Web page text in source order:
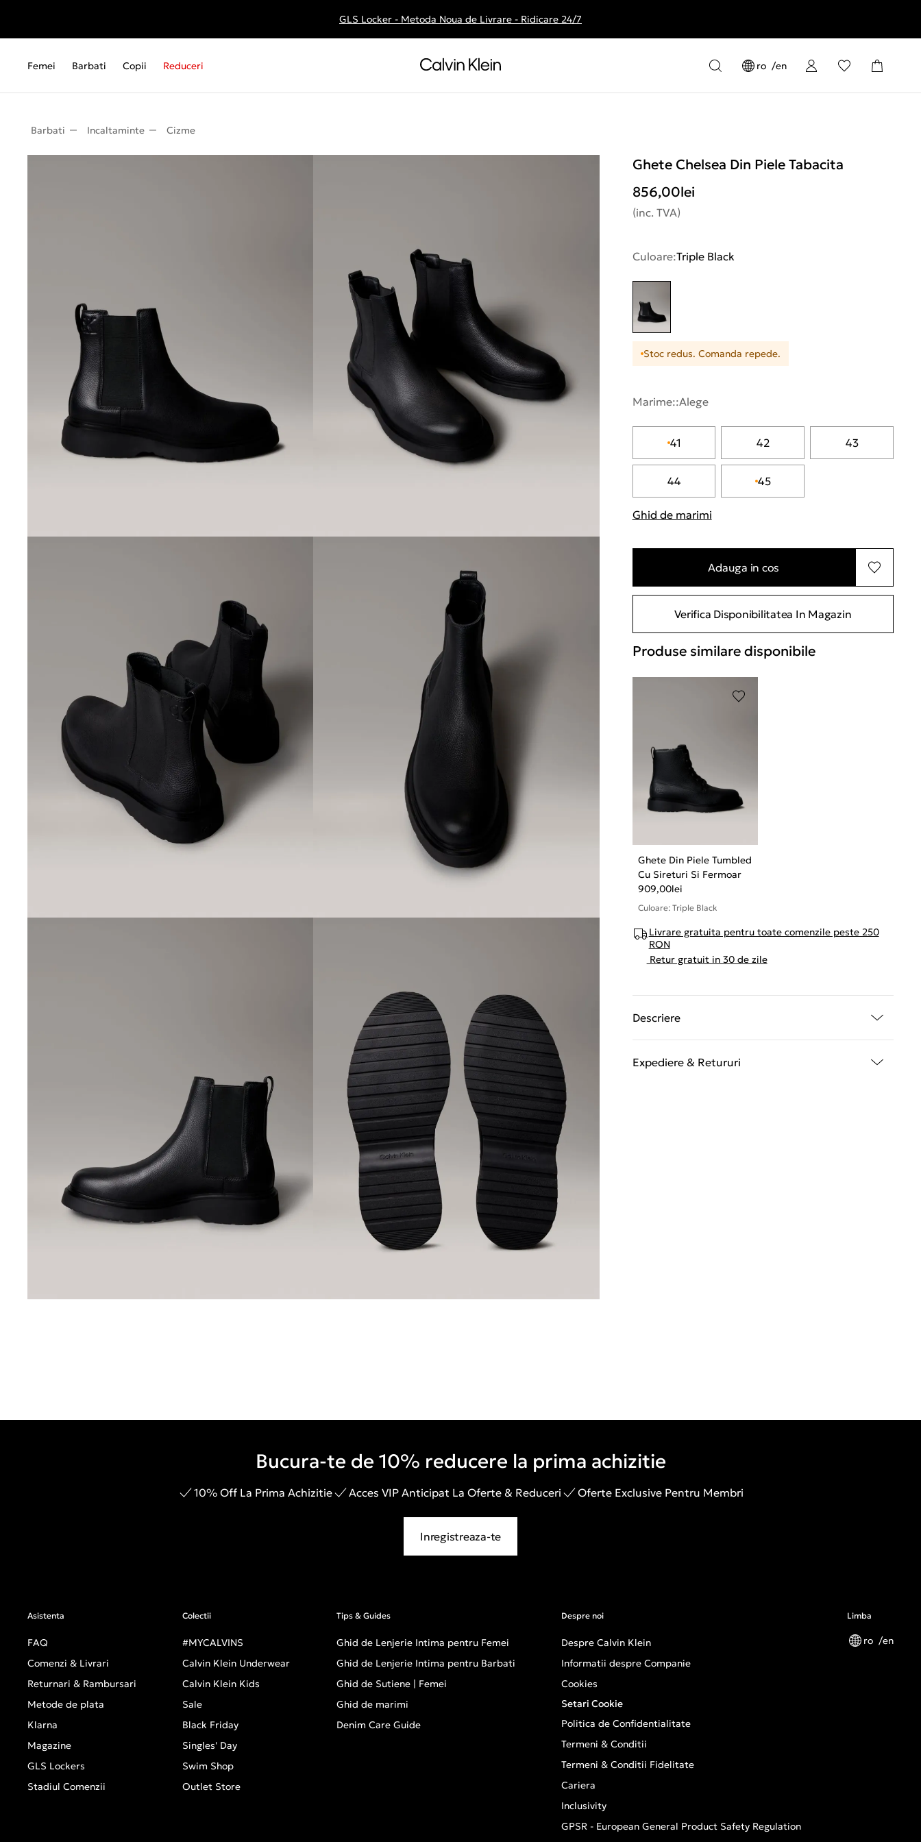
Livrare gratuita la comenzile de peste 250 RON
GLS Locker - Metoda Noua de Livrare - Ridicare 24/7
Femei Barbati Copii Reduceri ro en
Barbati Incaltaminte Cizme
Ghete Chelsea Din Piele Tabacita
856,00lei
(inc. TVA)
Culoare:Triple Black
Stoc redus. Comanda repede.
Marime::Alege
41 42 43
44 45
Ghid de marimi
Adauga in cos
Verifica Disponibilitatea In Magazin
Produse similare disponibile
Ghete Din Piele Tumbled
Cu Sireturi Si Fermoar
909,00lei
Culoare: Triple Black
Livrare gratuita pentru toate comenzile peste 250
RON
Retur gratuit in 30 de zile
Descriere
Expediere & Retururi
Bucura-te de 10% reducere la prima achizitie
10% Off La Prima Achizitie Acces VIP Anticipat La Oferte & Reduceri Oferte Exclusive Pentru Membri
Inregistreaza-te
Asistenta
FAQ
Comenzi & Livrari
Returnari & Rambursari
Metode de plata
Klarna
Magazine
GLS Lockers
Stadiul Comenzii
Colectii
#MYCALVINS
Calvin Klein Underwear
Calvin Klein Kids
Sale
Black Friday
Singles' Day
Swim Shop
Outlet Store
Tips & Guides
Ghid de Lenjerie Intima pentru Femei
Ghid de Lenjerie Intima pentru Barbati
Ghid de Sutiene | Femei
Ghid de marimi
Denim Care Guide
Despre noi
Despre Calvin Klein
Informatii despre Companie
Cookies
Setari Cookie
Politica de Confidentialitate
Termeni & Conditii
Termeni & Conditii Fidelitate
Cariera
Inclusivity
GPSR - European General Product Safety Regulation
Limba
ro en